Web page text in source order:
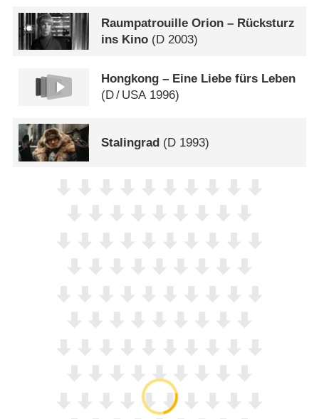
Raumpatrouille Orion – Rücksturz
ins Kino (D 2003)
Hongkong – Eine Liebe fürs Leben
(D/ USA1996)
Stalingrad (D 1993)